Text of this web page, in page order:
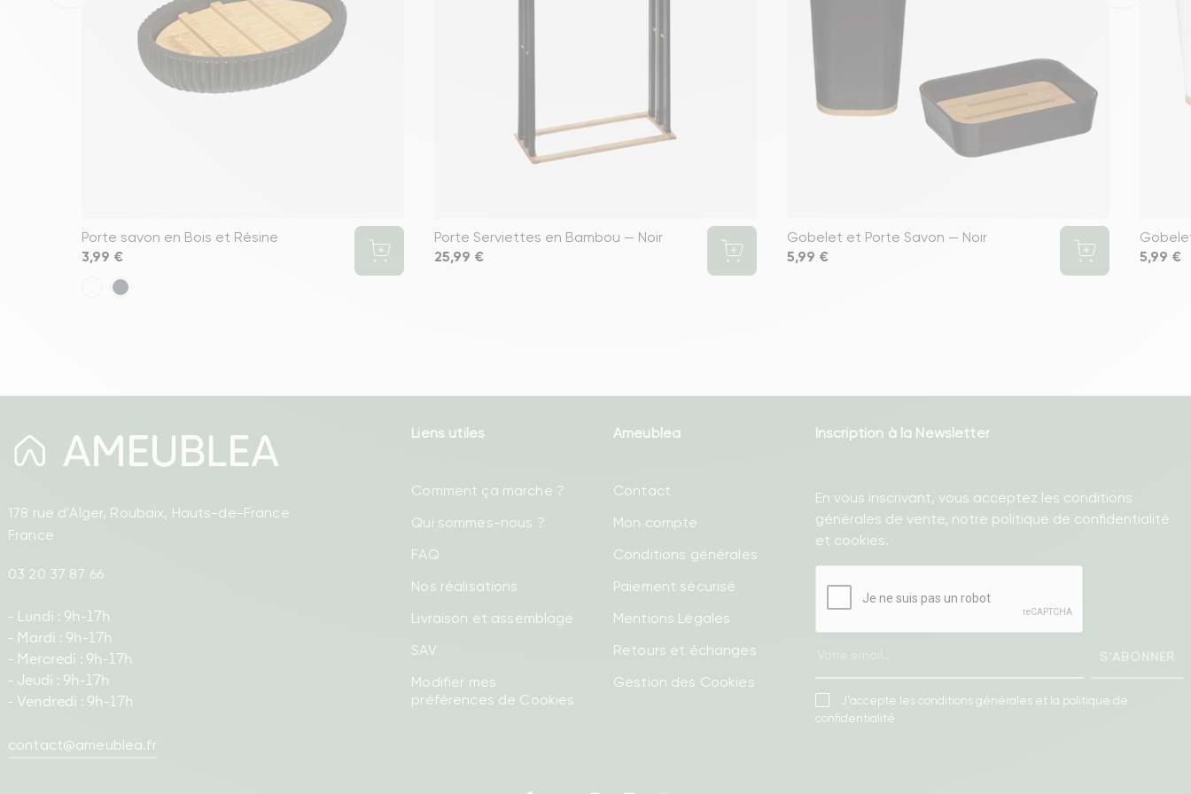
Porte savon en Bois et Résine
Prix
3,99 €
Porte Serviettes en Bambou — Noir
Prix
25,99 €
Gobelet et Porte Savon — Noir
Prix
5,99 € Prix
5,99 €
178 rue d'Alger, Roubaix, Hauts-de-France
France
03 20 37 87 66
- Lundi : 9h-17h
- Mardi : 9h-17h
- Mercredi : 9h-17h
- Jeudi : 9h-17h
- Vendredi : 9h-17h
contact@ameublea.fr
Liens utiles
Comment ça marche ?
Qui sommes-nous ?
FAQ
Nos réalisations
Livraison et assemblage
SAV
Modifier mes
préférences de Cookies
Ameublea
Contact
Mon compte
Conditions générales
Paiement sécurisé
Mentions Légales
Retours et échanges
Gestion des Cookies
Inscription à la Newsletter
En vous inscrivant, vous acceptez les conditions
générales de vente, notre politique de confidentialité
et cookies.
S'ABONNER
J'accepte les conditions générales et la politique de
confidentialité